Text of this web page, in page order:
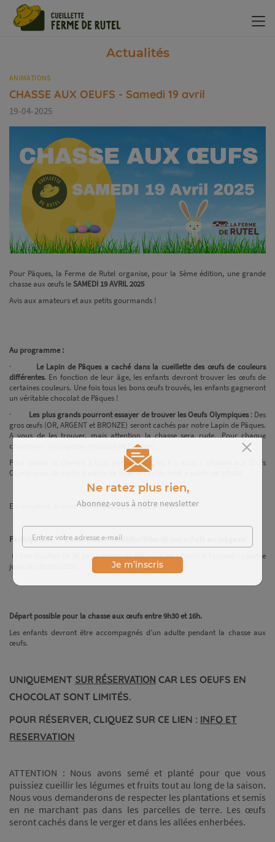
Actualités
ANIMATIONS
CHASSE AUX OEUFS - Samedi 19 avril
19-04-2025
Pour Pâques, la Ferme de Rutel organise, pour la 5ème édition, une grande
chasse aux œufs leSAMEDI 19 AVRIL 2025
Avis aux amateurs et aux petits gourmands !
Au programme :
· Le Lapin de Pâques a caché dans la cueillette des œufs de couleurs
différentes. En fonction de leur âge, les enfants devront trouver les œufs de
certaines couleurs. Une fois tous les bons œufs trouvés, les enfants gagneront
un véritable chocolat de Pâques !
· Les plus grands pourront essayer de trouver les Oeufs Olympiques: Des
gros œufs (OR, ARGENT et BRONZE) seront cachés par notre Lapin de Pâques.
A vous de les trouver, mais attention la chasse sera rude…Pour chaque
champion : un superbe chocolat de Pâques !
Pour laisser la chance à tous les participants, il y aura 2 chasses aux Œufs
Olympiques (le matin à partir de 9h30 et l’après-midi à partir de 14h30)
En moyenne, prévoir 45 minutes pour cette activité.
Participation : 7 €/enfant dont 5 € déductibles de vos achats au magasin
(1 bon d’achat de 5€ par tranche de 40€ vous sera remis à l’accueil - valable
jusqu’au 31/05/2025).
Départ possible pour la chasse aux œufs entre 9h30 et 16h.
Les enfants devront être accompagnés d’un adulte pendant la chasse aux
œufs.
UNIQUEMENT SUR RÉSERVATION CAR LES OEUFS EN
CHOCOLAT SONT LIMITÉS.
POUR RÉSERVER, CLIQUEZ SUR CE LIEN : INFO ET
RESERVATION
ATTENTION : Nous avons semé et planté pour que vous
puissiez cueillir les légumes et fruits tout au long de la saison.
Nous vous demanderons de respecter les plantations et semis
en ne marchant pas dans les parcelles de terre. Les œufs
seront cachés dans le verger et dans les allées enherbées.
Ne ratez plus rien,
Abonnez-vous à notre newsletter
Je m’inscris
Panneau de gestion des cookies